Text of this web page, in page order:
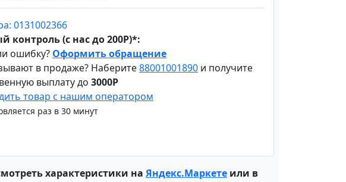
0131002366
контроль (с нас до 200Р)*:
ошибку? Оформить обращение
в продаже? Наберите88001001890 и получите
выплату до 3000Р
товар с нашим оператором
раз в 30 минут
характеристики на Яндекс.Маркете или в